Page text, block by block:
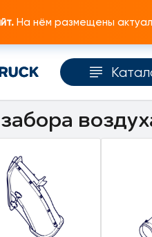
На нём размещены
запчастей Двигатель